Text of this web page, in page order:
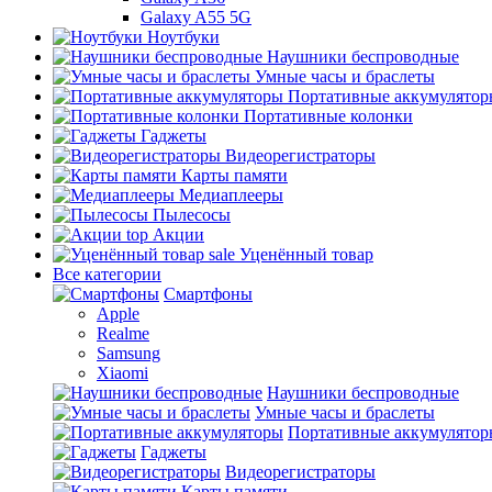
Galaxy A55 5G
Ноутбуки
Наушники беспроводные
Умные часы и браслеты
Портативные
Портативные колонки
Гаджеты
Видеорегистраторы
Карты памяти
Медиаплееры
Пылесосы
top Акции
sale Уценённый товар
Все категории
Смартфоны
Apple
Realme
Samsung
Xiaomi
Наушники беспроводные
Умные часы и браслеты
Портативные
Гаджеты
Видеорегистраторы